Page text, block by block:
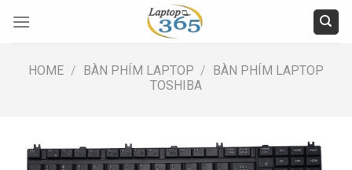
HOME / BÀN PHÍM LAPTOP / BÀN PHÍM LAPTOP
TOSHIBA